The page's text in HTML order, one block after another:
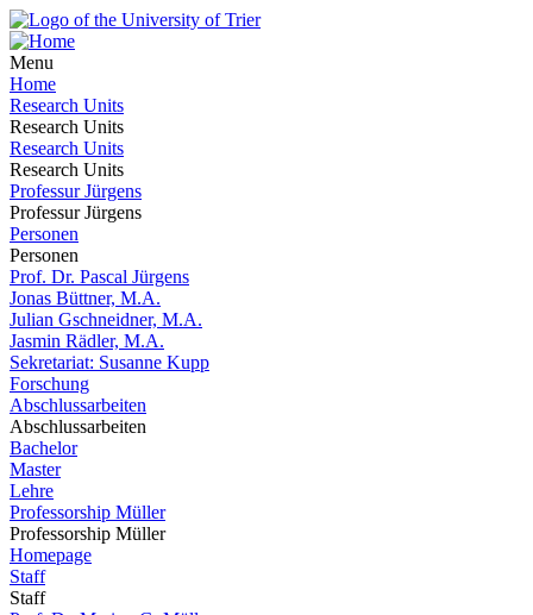
Menu
Home
Research Units
Research Units
Research Units
Research Units
Professur Jürgens
Professur Jürgens
Personen
Personen
Prof. Dr. Pascal Jürgens
Jonas Büttner, M.A.
Julian Gschneidner, M.A.
Jasmin Rädler, M.A.
Sekretariat: Susanne Kupp
Forschung
Abschlussarbeiten
Abschlussarbeiten
Bachelor
Master
Lehre
Professorship Müller
Professorship Müller
Homepage
Staff
Staff